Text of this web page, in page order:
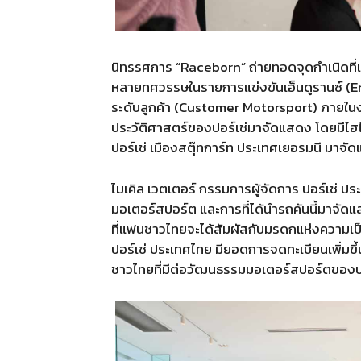
นิทรรศการ “Raceborn”ถ่ายทอดจุดกำเนิด
หลายทศวรรษในรายการแข่งขันเอ็นดูรานซ์
ระดับลูกค้า (Customer Motorsport)ภายใ
ประวัติศาสตร์ของปอร์เช่มาจัดแสดง โดยมีไ
ปอร์เช่ เมืองสตุ๊ทการ์ท ประเทศเยอรมนี มาจั
ไมเคิล เวตเตอร์ กรรมการผู้จัดการ ปอร์เช่ ปร
มอเตอร์สปอร์ต และการที่ได้นำรถคันนี้มาจัด
ที่แฟนชาวไทยจะได้สัมผัสกับมรดกแห่งความเ
ปอร์เช่ ประเทศไทย มียอดการจดทะเบียนเพิ่ม
ชาวไทยที่มีต่อวัฒนธรรมมอเตอร์สปอร์ตของ